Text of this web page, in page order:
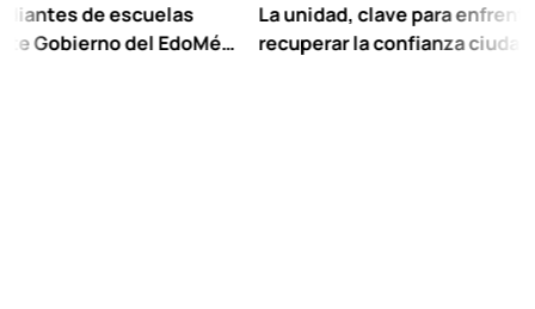
de escuelas
del EdoMéx
La unidad, clave para enfrentar los
recuperar la confianza ciudadana: